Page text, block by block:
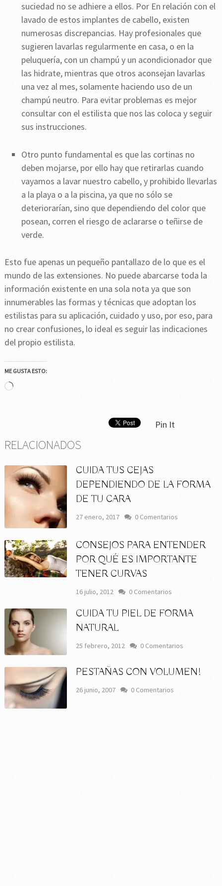
suciedad no se adhiere a ellos. Por En relación con el
lavado de estos implantes de cabello, existen
numerosas discrepancias. Hay profesionales que
sugieren lavarlas regularmente en casa, o en la
peluquería, con un champú y un acondicionador que
las hidrate, mientras que otros aconsejan lavarlas
una vez al mes, solamente haciendo uso de un
champú neutro. Para evitar problemas es mejor
consultar con el estilista que nos las coloca y seguir
sus instrucciones.
Otro punto fundamental es que las cortinas no
deben mojarse, por ello hay que retirarlas cuando
vayamos a lavar nuestro cabello, y prohibido llevarlas
a la playa o a la piscina, ya que no sólo se
deteriorarían, sino que dependiendo del color que
posean, corren el riesgo de aclararse o teñirse de
verde.
Esto fue apenas un pequeño pantallazo de lo que es el
mundo de las extensiones. No puede abarcarse toda la
información existente en una sola nota ya que son
innumerables las formas y técnicas que adoptan los
estilistas para su aplicación, cuidado y uso, por eso, para
no crear confusiones, lo ideal es seguir las indicaciones
del propio estilista.
ME GUSTA ESTO:
Cargando...
Pin It
RELACIONADOS
CUIDA TUS CEJAS
DEPENDIENDO DE LA FORMA
DE TU CARA
27 enero, 2017 0 Comentarios
CONSEJOS PARA ENTENDER
POR QUÉ ES IMPORTANTE
TENER CURVAS
16 julio, 2012 0 Comentarios
CUIDA TU PIEL DE FORMA
NATURAL
25 febrero, 2012 0 Comentarios
PESTAÑAS CON VOLUMEN!
26 junio, 2007 0 Comentarios